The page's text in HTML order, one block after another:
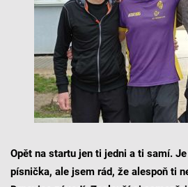
Opět na startu jen ti jedni a ti samí.
písnička, ale jsem rád, že alespoň ti